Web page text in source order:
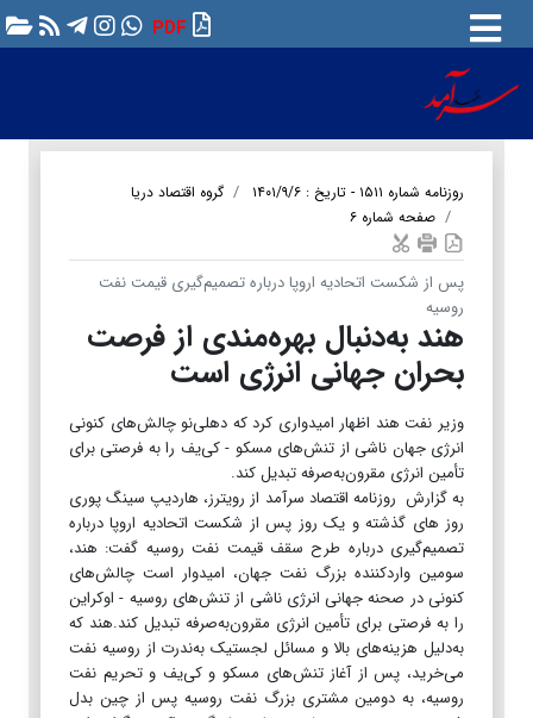
PDF
روزنامه شماره ۱۵۱۱ - تاریخ : ۱۴۰۱/۹/۶
گروه اقتصاد دریا
صفحه شماره ۶
پس از شکست اتحادیه اروپا درباره تصمیم‌گیری قیمت نفت
روسیه
هند به‌دنبال بهره‌مندی از فرصت
بحران جهانی انرژی است
وزیر نفت هند اظهار امیدواری کرد که دهلی‌نو چالش‌های کنونی
انرژی جهان ناشی از تنش‌های مسکو - کی‌یف را به فرصتی برای
تأمین انرژی مقرون‌به‌صرفه تبدیل کند.
به گزارش روزنامه اقتصاد سرآمد از رویترز، هاردیپ سینگ پوری
روز های گذشته و یک روز پس از شکست اتحادیه اروپا درباره
تصمیم‌گیری درباره طرح سقف قیمت نفت روسیه گفت: هند،
سومین واردکننده بزرگ نفت جهان، امیدوار است چالش‌های
کنونی در صحنه جهانی انرژی ناشی از تنش‌های روسیه - اوکراین
را به فرصتی برای تأمین انرژی مقرون‌به‌صرفه تبدیل کند.هند که
به‌دلیل هزینه‌های بالا و مسائل لجستیک به‌ندرت از روسیه نفت
می‌خرید، پس از آغاز تنش‌های مسکو و کی‌یف و تحریم نفت
روسیه، به‌ دومین مشتری بزرگ نفت روسیه پس از چین بدل